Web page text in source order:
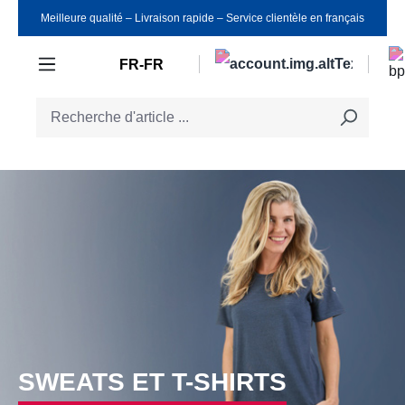
Passer au contenu principal
Meilleure qualité ‒ Livraison rapide ‒ Service clientèle en français
FR-FR
SWEATS ET T-SHIRTS